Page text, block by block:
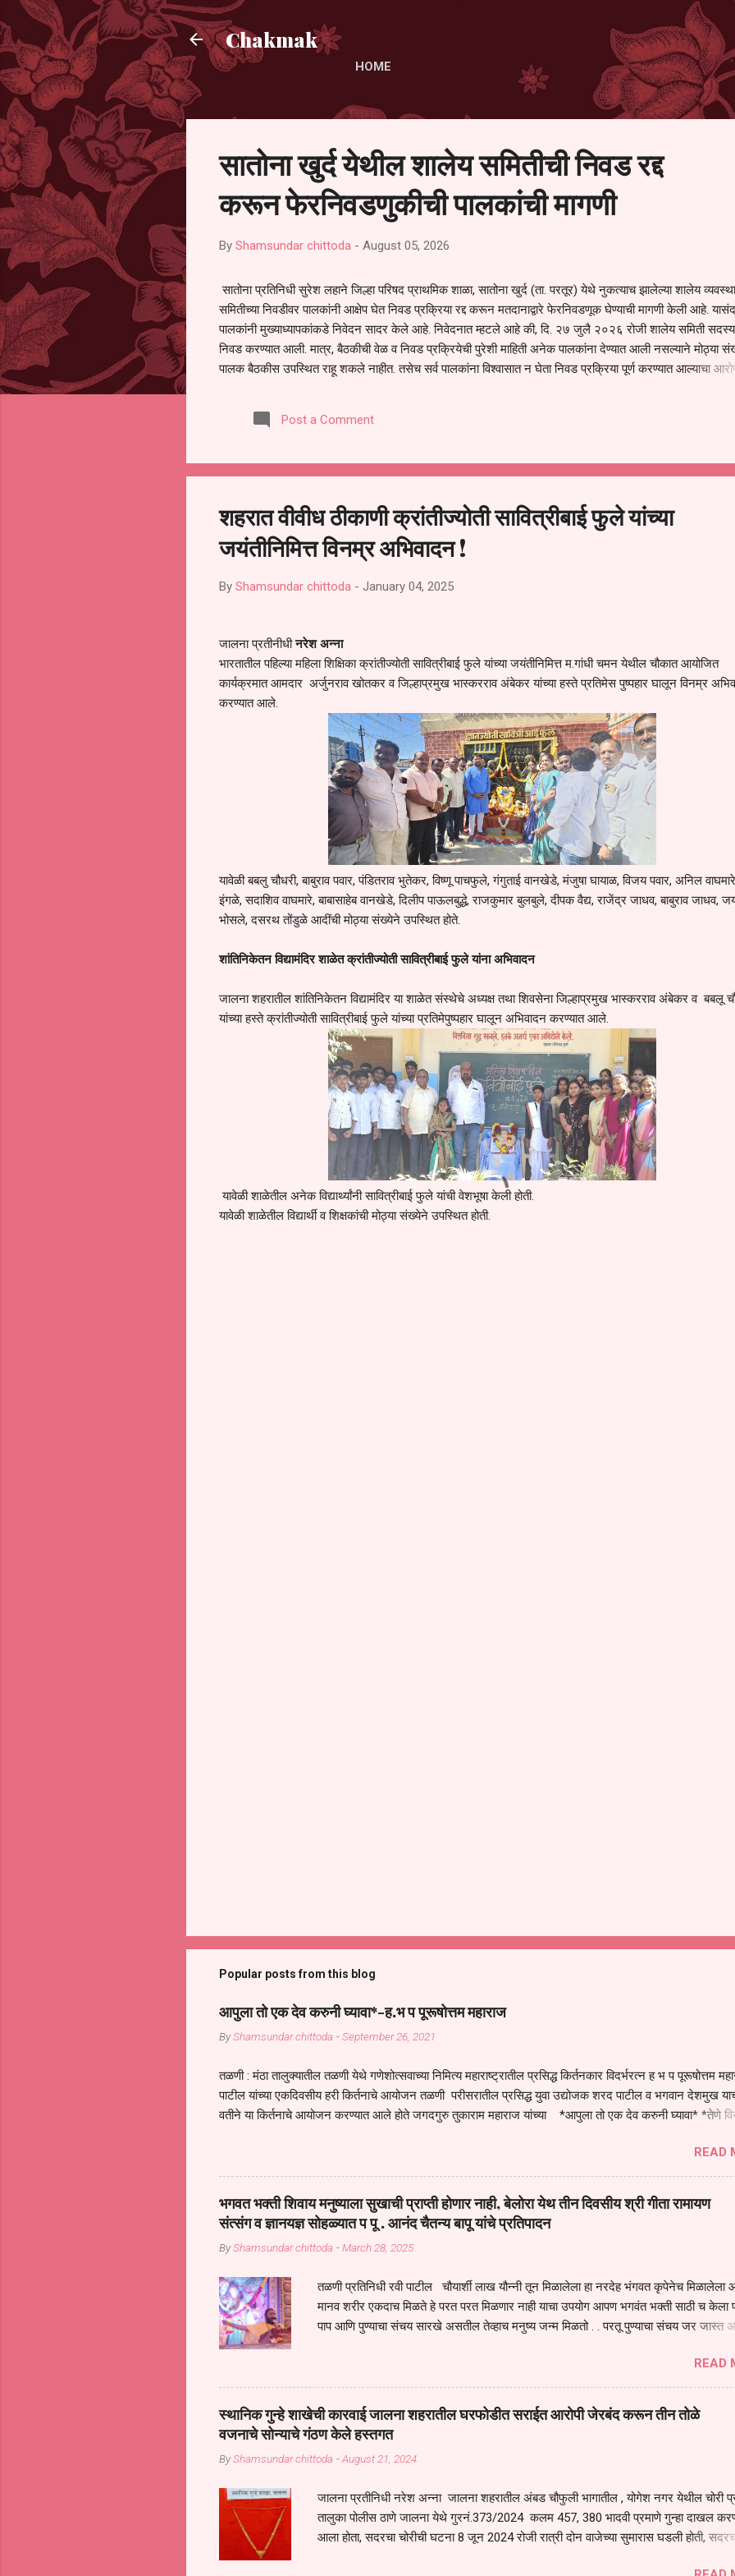
Chakmak
HOME
सातोना खुर्द येथील शालेय समितीची निवड रद्द
करून फेरनिवडणुकीची पालकांची मागणी
By Shamsundar chittoda - August 05, 2026
सातोना प्रतिनिधी सुरेश लहाने जिल्हा परिषद प्राथमिक शाळा, सातोना खुर्द (ता. परतूर) येथे नुकत्याच झालेल्या शालेय
समितीच्या निवडीवर पालकांनी आक्षेप घेत निवड प्रक्रिया रद्द करून मतदानाद्वारे फेरनिवडणूक घेण्याची मागणी केली आहे.
पालकांनी मुख्याध्यापकांकडे निवेदन सादर केले आहे. निवेदनात म्हटले आहे की, दि. २७ जुलै २०२६ रोजी शालेय समिती
निवड करण्यात आली. मात्र, बैठकीची वेळ व निवड प्रक्रियेची पुरेशी माहिती अनेक पालकांना देण्यात आली नसल्याने मोठ्या
पालक बैठकीस उपस्थित राहू शकले नाहीत. तसेच सर्व पालकांना विश्वासात न घेता निवड प्रक्रिया पूर्ण करण्यात आल्याचा
समितीची फेरनिवडणूक घेण्यात यावी, अशी मागणी पालकांनी केली आहे. या निवेदनाच्या प्रती जिल्हा शिक्षण अधिकारी
जालना तसेच तालुका शिक्षण अधिकारी, परतूर यांनाही पाठविण्यात आल्या असून प्रशासन याबाबत काय निर्णय घेते, याकडे
Post a Comment
शहरात वीवीध ठीकाणी क्रांतीज्योती सावित्रीबाई फुले यांच्या
जयंतीनिमित्त विनम्र अभिवादन !
By Shamsundar chittoda - January 04, 2025
जालना प्रतीनीधीनरेश अन्ना
भारतातील पहिल्या महिला शिक्षिका क्रांतीज्योती सावित्रीबाई फुले यांच्या जयंतीनिमित्त म.गांधी चमन येथील चौकात आयोजित
कार्यक्रमात आमदार अर्जुनराव खोतकर व जिल्हाप्रमुख भास्करराव अंबेकर यांच्या हस्ते प्रतिमेस पुष्पहार घालून विनम्र
करण्यात आले.
यावेळी बबलु चौधरी, बाबुराव पवार, पंडितराव भुतेकर, विष्णू पाचफुले, गंगुताई वानखेडे, मंजुषा घायाळ, विजय पवार, अनिल
इंगळे, सदाशिव वाघमारे, बाबासाहेब वानखेडे, दिलीप पाऊलबुद्धे, राजकुमार बुलबुले, दीपक वैद्य, राजेंद्र जाधव, बाबुराव जाधव,
भोसले, दसरथ तोंडुळे आदींची मोठ्या संख्येने उपस्थित होते.
शांतिनिकेतन विद्यामंदिर शाळेत क्रांतीज्योती सावित्रीबाई फुले यांना अभिवादन
जालना शहरातील शांतिनिकेतन विद्यामंदिर या शाळेत संस्थेचे अध्यक्ष तथा शिवसेना जिल्हाप्रमुख भास्करराव अंबेकर व बबलू
यांच्या हस्ते क्रांतीज्योती सावित्रीबाई फुले यांच्या प्रतिमेपुष्पहार घालून अभिवादन करण्यात आले.
यावेळी शाळेतील अनेक विद्यार्थ्यांनी सावित्रीबाई फुले यांची वेशभूषा केली होती.
यावेळी शाळेतील विद्यार्थी व शिक्षकांची मोठ्या संख्येने उपस्थित होती.
Popular posts from this blog
आपुला तो एक देव करुनी घ्यावा*-ह.भ प पूरूषोत्तम महाराज
ByShamsundar chittoda -September 26, 2021
तळणी : मंठा तालुक्यातील तळणी येथे गणेशोत्सवाच्या निमित्य महाराष्ट्रातील प्रसिद्ध किर्तनकार विदर्भरत्न ह भ प पूरूषोत्तम
पाटील यांच्या एकदिवसीय हरी किर्तनाचे आयोजन तळणी परीसरातील प्रसिद्ध युवा उद्योजक शरद पाटील व भगवान देशमुख
वतीने या किर्तनाचे आयोजन करण्यात आले होते जगदगुरु तुकाराम महाराज यांच्या *आपुला तो एक देव करुनी घ्यावा* *तेणे
जातीच्या परीक्षेचा काळ आहे धर्ममंडपात बसलेली लोक ही खरच भाग्यवान आहेत कोरोना सारख्या महामारीत आपंण जिवंत आहोत
महामारीतून जर आपल्याला वाचायचे असेल तर धार्मीक विचाराचा आधार आपल्याला घ्यावाच लागेल महामारीच्या काळात वारकरी
सप्रदायच खूप मोठा आधार आहे सध्य स्थितीत मानव जातीची मानसीक अवस्था सक्षम असणे गरजेचे आहे कोरोना ने मानवी
गरजा कीती कमी आहेत यांची जाणीव आपल्या सगळ्याना करून दीली आहे मनुष्याच्या आयुष्यातील नामसाधना ही त्याच्यासाठी खूप
आधार असते परतू आज काल तीच साधना करण्याचा आळस आ...
READ
भगवत भक्ती शिवाय मनुष्याला सुखाची प्राप्ती होणार नाही, बेलोरा येथ तीन दिवसीय श्री गीता रामायण
संत्संग व ज्ञानयज्ञ सोहळ्यात प पू . आनंद चैतन्य बापू यांचे प्रतिपादन
ByShamsundar chittoda -March 28, 2025
तळणी प्रतिनिधी रवी पाटील चौयार्शी लाख यौन्नी तून मिळालेला हा नरदेह भंगवत कृपेनेच मिळालेला
मानव शरीर एकदाच मिळते हे परत परत मिळणार नाही याचा उपयोग आपण भगवंत भक्ती साठी च केला
पाप आणि पुण्याचा संचय सारखे असतील तेव्हाच मनुष्य जन्म मिळतो . . परतू पुण्याचा संचय जर जास्त
शरिराला इंतर सुंगधाचे व्यसन लागण्यापेक्षा भगवत भंक्ती चे व व्यसन लावा म्हणजे या नरदेहाचा उपयोग
चार कुपा या मनुष्यावर होत असतात यापैकी भगवत कृपा ही पुण्यवानालाच होत असते . भगवंताच्या
नरदेहाचा उद्धार होतो गरज आहे त्याला मनापासून आळवण्याची असे प्रतिपादन प पू चेतन्य बापू याचे कृपा
शिष्य आनंद चैतन्य बापू यांनी तळणी येथून जवळच असलेल्या बेलोरा येथे केले तीन दिवसीय गीतारामायण
संत्संगाचे आयोजन करण्यात आले आहे . या कलयुगात प्रत्येक मनुष्य दुःखी आहे थोडे थोडे सगळेच
या संसारात तुम्हाला कोणीच सुखी नजरेला येणार नाही . धनाने सुखी असतील पण शरीर व्याधी...
READ
स्थानिक गुन्हे शाखेची कारवाई जालना शहरातील घरफोडीत सराईत आरोपी जेरबंद करून तीन तोळे
वजनाचे सोन्याचे गंठण केले हस्तगत
ByShamsundar chittoda -August 21, 2024
जालना प्रतीनिधी नरेश अन्ना जालना शहरातील अंबड चौफुली भागातील , योगेश नगर येथील चोरी
तालुका पोलीस ठाणे जालना येथे गुरनं.373/2024 कलम 457, 380 भादवी प्रमाणे गुन्हा दाखल
आला होता, सदरचा चोरीची घटना 8 जून 2024 रोजी रात्री दोन वाजेच्या सुमारास घडली होती,